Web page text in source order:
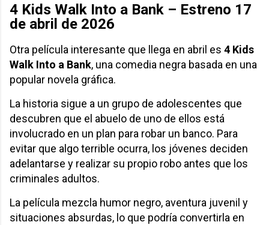
4 Kids Walk Into a Bank – Estreno 17
de abril de 2026
Otra película interesante que llega en abril es 4 Kids
Walk Into a Bank, una comedia negra basada en una
popular novela gráfica.
La historia sigue a un grupo de adolescentes que
descubren que el abuelo de uno de ellos está
involucrado en un plan para robar un banco. Para
evitar que algo terrible ocurra, los jóvenes deciden
adelantarse y realizar su propio robo antes que los
criminales adultos.
La película mezcla humor negro, aventura juvenil y
situaciones absurdas, lo que podría convertirla en